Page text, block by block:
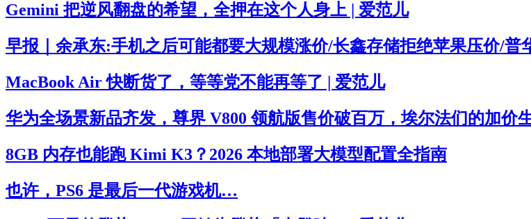
Gemini 把逆风翻盘的希望，全押在这个人身上 | 爱范儿
早报｜余承东:手机之后可能都要大规模涨价/长鑫存储拒绝苹果压价/
MacBook Air 快断货了，等等党不能再等了 | 爱范儿
华为全场景新品齐发，尊界 V800 领航版售价破百万，埃尔法们的加价
8GB 内存也能跑 Kimi K3？2026 本地部署大模型配置全指南
也许，PS6 是最后一代游戏机…